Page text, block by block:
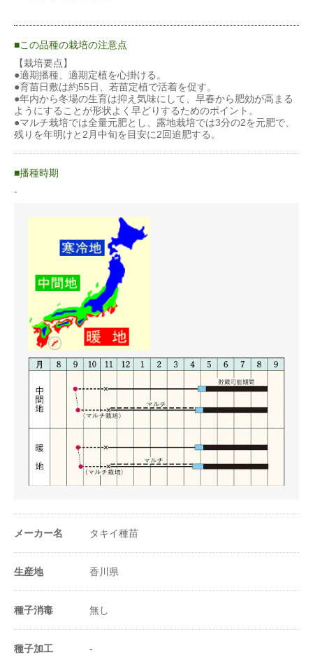
この品種の栽培の注意点
【栽培要点】
●適期播種、適期定植を心掛ける。
●育苗日敷は約55日、若苗定植で活着を促す。
●年内から冬場の生育は抑え気味にして、早春から肥効が高まる
ようにすることが形状よく早どりするためのポイント。
●マルチ栽培では全量元肥とし、露地栽培では3分の2を元肥で、
残りを年明けと2月中旬を目安に2回追肥する。
播種時期
-
メーカー名 タキイ種苗
生産地 香川県
種子消毒 無し
種子加工 -